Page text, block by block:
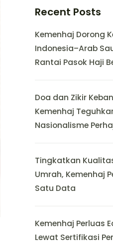
Recent Posts
Kemenhaj Dorong
Indonesia–Arab
Rantai Pasok Haji
Doa dan Zikir
Kemenhaj
Nasionalisme
Tingkatkan
Umrah, Kemenhaj
Satu Data
Kemenhaj Perluas
Lewat Sertifikasi